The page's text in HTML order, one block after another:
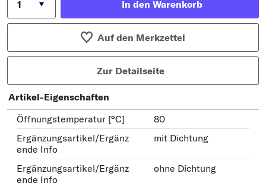
In den Warenkorb
Auf den Merkzettel
Zur Detailseite
Artikel-Eigenschaften
Öffnungstemperatur [°C]
80
Ergänzungsartikel/Ergänz
ende Info
mit Dichtung
Ergänzungsartikel/Ergänz
ende Info
ohne Dichtung